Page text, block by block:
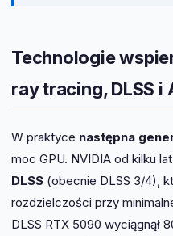
Technologie
ray tracing, DLSS i
W praktyce następna
moc GPU. NVIDIA od kilku
DLSS (obecnie DLSS 3/4),
rozdzielczości przy
DLSS RTX 5090 wyciągnął